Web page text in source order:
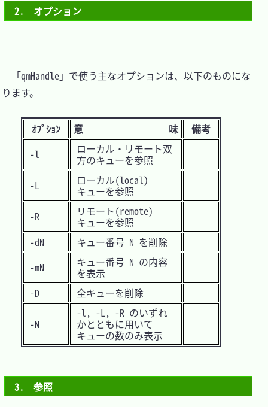
2.　オプション
「qmHandle」で使う主なオプションは、以下のものにな
ります。
ｵﾌﾟｼｮﾝ 意 味
備考
-l
ローカル・リモート双
方のキューを参照
-L
ローカル(local)
キューを参照
-R
リモート(remote)
キューを参照
-dN
キュー番号 N を削除
-mN
キュー番号 N の内容
を表示
-D
全キューを削除
-N
-l, -L, -R のいずれ
かとともに用いて
キューの数のみ表示
3.　参照